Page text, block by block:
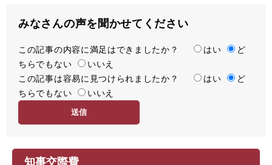
みなさんの声を聞かせてください
満
足
度
この記事の内容に満足はできましたか？ はい
ど
ちらでもない
いいえ
容
易
この記事は容易に見つけられましたか？ はい
ど
ちらでもない
いいえ
知事交際費